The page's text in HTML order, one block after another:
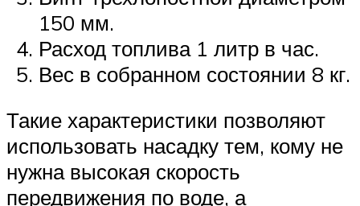
150 мм.
Расход топлива 1 литр в час.
Вес в собранном состоянии 8 кг.
Такие характеристики позволяют
использовать насадку тем, кому не
нужна высокая скорость
передвижения по воде, а